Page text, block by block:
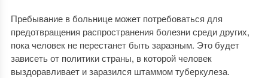
Пребывание в больнице может потребоваться для
предотвращения распространения болезни среди других,
пока человек не перестанет быть заразным. Это будет
зависеть от политики страны, в которой человек
выздоравливает и заразился штаммом туберкулеза.